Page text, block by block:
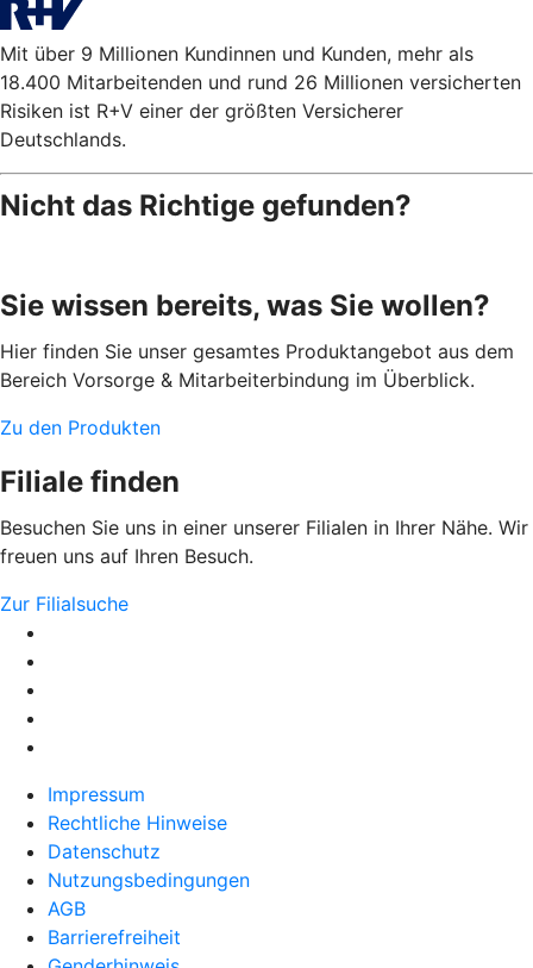
Mit über 9 Millionen Kundinnen und Kunden, mehr als
18.400 Mitarbeitenden und rund 26 Millionen versicherten
Risiken ist R+V einer der größten Versicherer
Deutschlands.
Nicht das Richtige gefunden?
Sie wissen bereits, was Sie wollen?
Hier finden Sie unser gesamtes Produktangebot aus dem
Bereich Vorsorge & Mitarbeiterbindung im Überblick.
Zu den Produkten
Filiale finden
Besuchen Sie uns in einer unserer Filialen in Ihrer Nähe. Wir
freuen uns auf Ihren Besuch.
Zur Filialsuche
Impressum
Rechtliche Hinweise
Datenschutz
Nutzungsbedingungen
AGB
Barrierefreiheit